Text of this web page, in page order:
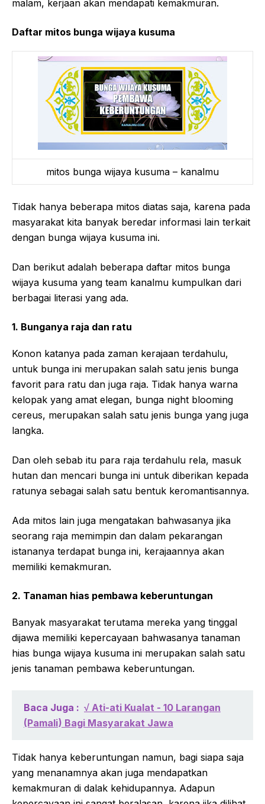
malam, kerjaan akan mendapati kemakmuran.
Daftar mitos bunga wijaya kusuma
mitos bunga wijaya kusuma – kanalmu
Tidak hanya beberapa mitos diatas saja, karena pada
masyarakat kita banyak beredar informasi lain terkait
dengan bunga wijaya kusuma ini.
Dan berikut adalah beberapa daftar mitos bunga
wijaya kusuma yang team kanalmu kumpulkan dari
berbagai literasi yang ada.
1. Bunganya raja dan ratu
Konon katanya pada zaman kerajaan terdahulu,
untuk bunga ini merupakan salah satu jenis bunga
favorit para ratu dan juga raja. Tidak hanya warna
kelopak yang amat elegan, bunga night blooming
cereus, merupakan salah satu jenis bunga yang juga
langka.
Dan oleh sebab itu para raja terdahulu rela, masuk
hutan dan mencari bunga ini untuk diberikan kepada
ratunya sebagai salah satu bentuk keromantisannya.
Ada mitos lain juga mengatakan bahwasanya jika
seorang raja memimpin dan dalam pekarangan
istananya terdapat bunga ini, kerajaannya akan
memiliki kemakmuran.
2. Tanaman hias pembawa keberuntungan
Banyak masyarakat terutama mereka yang tinggal
dijawa memiliki kepercayaan bahwasanya tanaman
hias bunga wijaya kusuma ini merupakan salah satu
jenis tanaman pembawa keberuntungan.
Baca Juga : √ Ati-ati Kualat - 10 Larangan
(Pamali) Bagi Masyarakat Jawa
Tidak hanya keberuntungan namun, bagi siapa saja
yang menanamnya akan juga mendapatkan
kemakmuran di dalak kehidupannya. Adapun